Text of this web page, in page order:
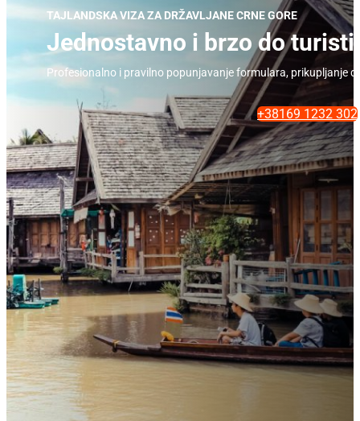
TAJLANDSKA VIZA ZA DRŽAVLJANE CRNE GORE
Jednostavno i brzo do
Profesionalno i pravilno popunjavanje formulara, prikupljanje
+38169 1232 302